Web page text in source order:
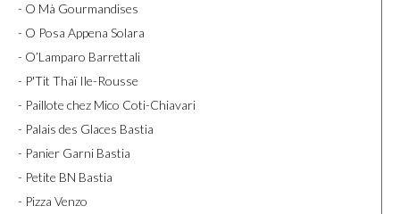
- O Mà Gourmandises
- O Posa Appena Solara
- O’Lamparo Barrettali
- P'Tit Thaï Ile-Rousse
- Paillote chez Mico Coti-Chiavari
- Palais des Glaces Bastia
- Panier Garni Bastia
- Petite BN Bastia
- Pizza Venzo